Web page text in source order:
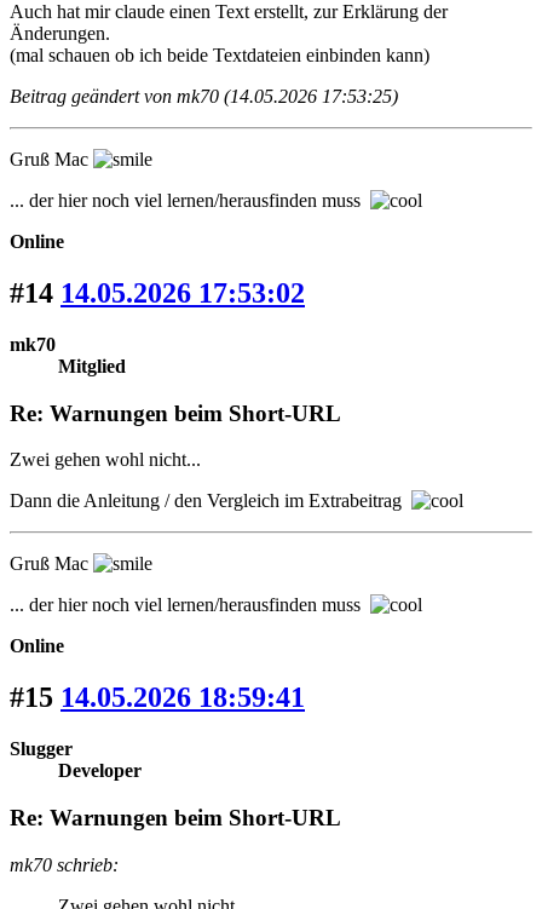
Auch hat mir claude einen Text erstellt, zur Erklärung der
Änderungen.
(mal schauen ob ich beide Textdateien einbinden kann)
Beitrag geändert von mk70 (14.05.2026 17:53:25)
Gruß Mac
... der hier noch viel lernen/herausfinden muss
Online
#14 14.05.2026 17:53:02
mk70
Mitglied
Re: Warnungen beim Short-URL
Zwei gehen wohl nicht...
Dann die Anleitung / den Vergleich im Extrabeitrag
Gruß Mac
... der hier noch viel lernen/herausfinden muss
Online
#15 14.05.2026 18:59:41
Slugger
Developer
Re: Warnungen beim Short-URL
mk70 schrieb: